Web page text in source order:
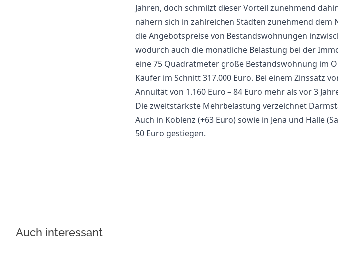
Jahren, doch schmilzt dieser Vorteil zunehmend
nähern sich in zahlreichen Städten zunehmend dem
die Angebotspreise von Bestandswohnungen
wodurch auch die monatliche Belastung bei der
eine 75 Quadratmeter große Bestandswohnung im
Käufer im Schnitt 317.000 Euro. Bei einem Zinssatz
Annuität von 1.160 Euro – 84 Euro mehr als vor 3
Die zweitstärkste Mehrbelastung verzeichnet
Auch in Koblenz (+63 Euro) sowie in Jena und Halle
50 Euro gestiegen.
Auch interessant